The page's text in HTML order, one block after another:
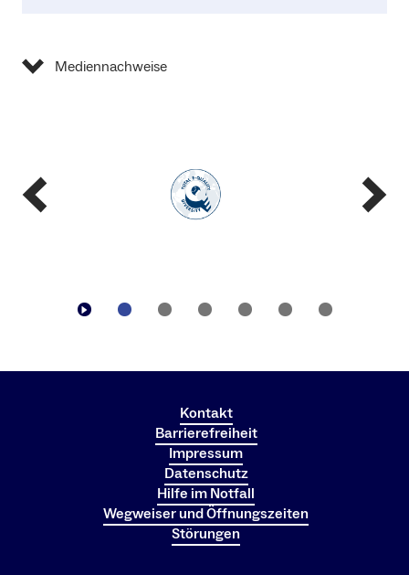
Mediennachweise
Kontakt
Barrierefreiheit
Impressum
Datenschutz
Hilfe im Notfall
Wegweiser und Öffnungszeiten
Störungen